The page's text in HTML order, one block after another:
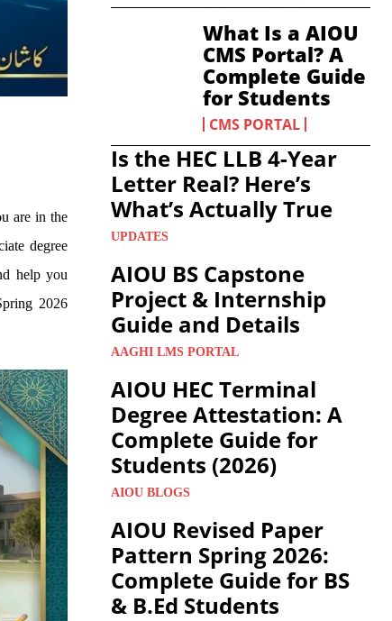
are in the
degree
help you
2026
What Is a AIOU
CMS Portal? A
Complete Guide
for Students
CMS PORTAL
Is the HEC LLB 4-Year
Letter Real? Here’s
What’s Actually True
UPDATES
AIOU BS Capstone
Project & Internship
Guide and Details
AAGHI LMS PORTAL
AIOU HEC Terminal
Degree Attestation: A
Complete Guide for
Students (2026)
AIOU BLOGS
AIOU Revised Paper
Pattern Spring 2026:
Complete Guide for BS
& B.Ed Students